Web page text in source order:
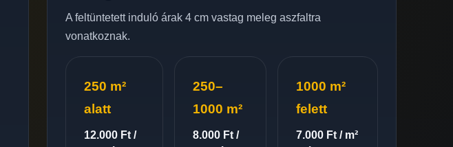
A feltüntetett induló árak 4 cm vastag meleg aszfaltra
vonatkoznak.
250 m²
alatt
12.000 Ft /
250–
1000 m²
8.000 Ft /
1000 m²
felett
7.000 Ft / m²